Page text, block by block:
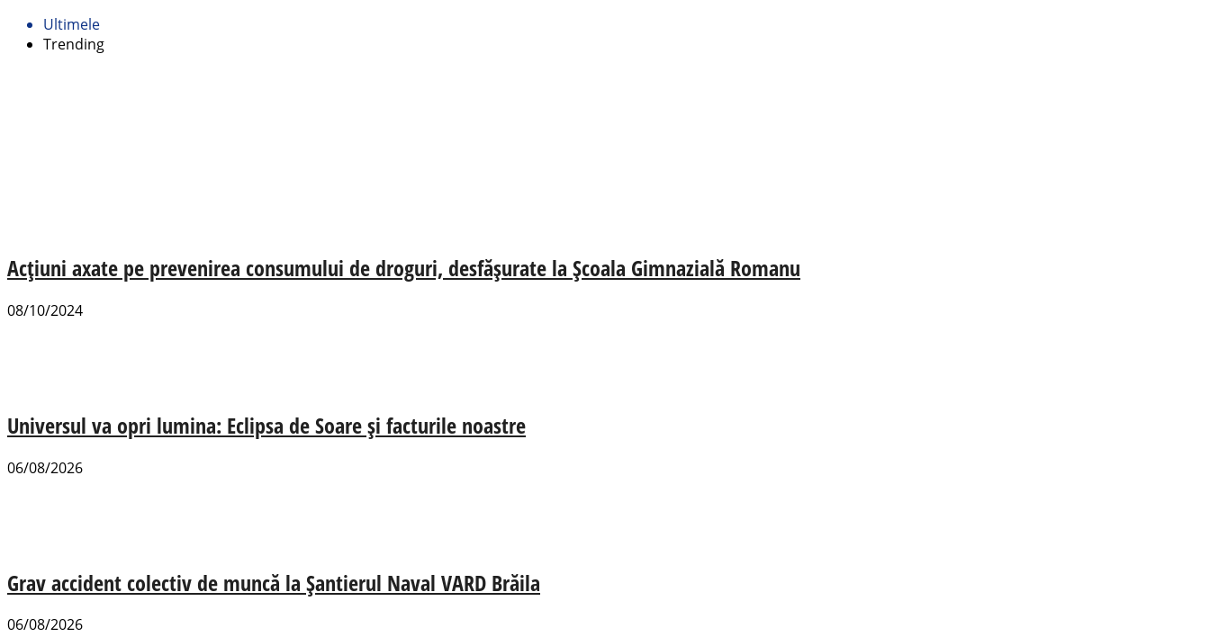
Ultimele
Trending
Acțiuni axate pe prevenirea consumului de droguri, desfășurate la Școala Gimnazială Romanu
08/10/2024
Universul va opri lumina: Eclipsa de Soare și facturile noastre
06/08/2026
Grav accident colectiv de muncă la Șantierul Naval VARD Brăila
06/08/2026